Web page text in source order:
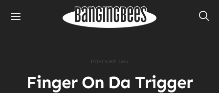
POSTS BY TAG
Finger On Da Trigger